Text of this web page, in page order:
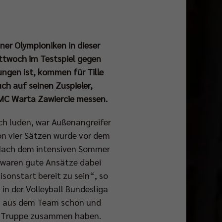
Olympioniken in dieser
im Testspiel gegen
ist, kommen für Tille
auf seinen Zuspieler,
Warta Zawiercie messen.
luden, war Außenangreifer
vier Sätzen wurde vor dem
dem intensiven Sommer
gute Ansätze dabei
bereit zu sein“, so
der Volleyball Bundesliga
dem Team schon und
zusammen haben.